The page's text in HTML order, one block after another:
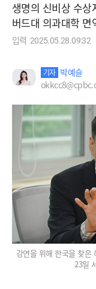
생명의 신비상 수상
버드대 의과대학
입력 2025.05.28.09:32
기자 박예슬
강연을 위해 한국을 찾은
23일